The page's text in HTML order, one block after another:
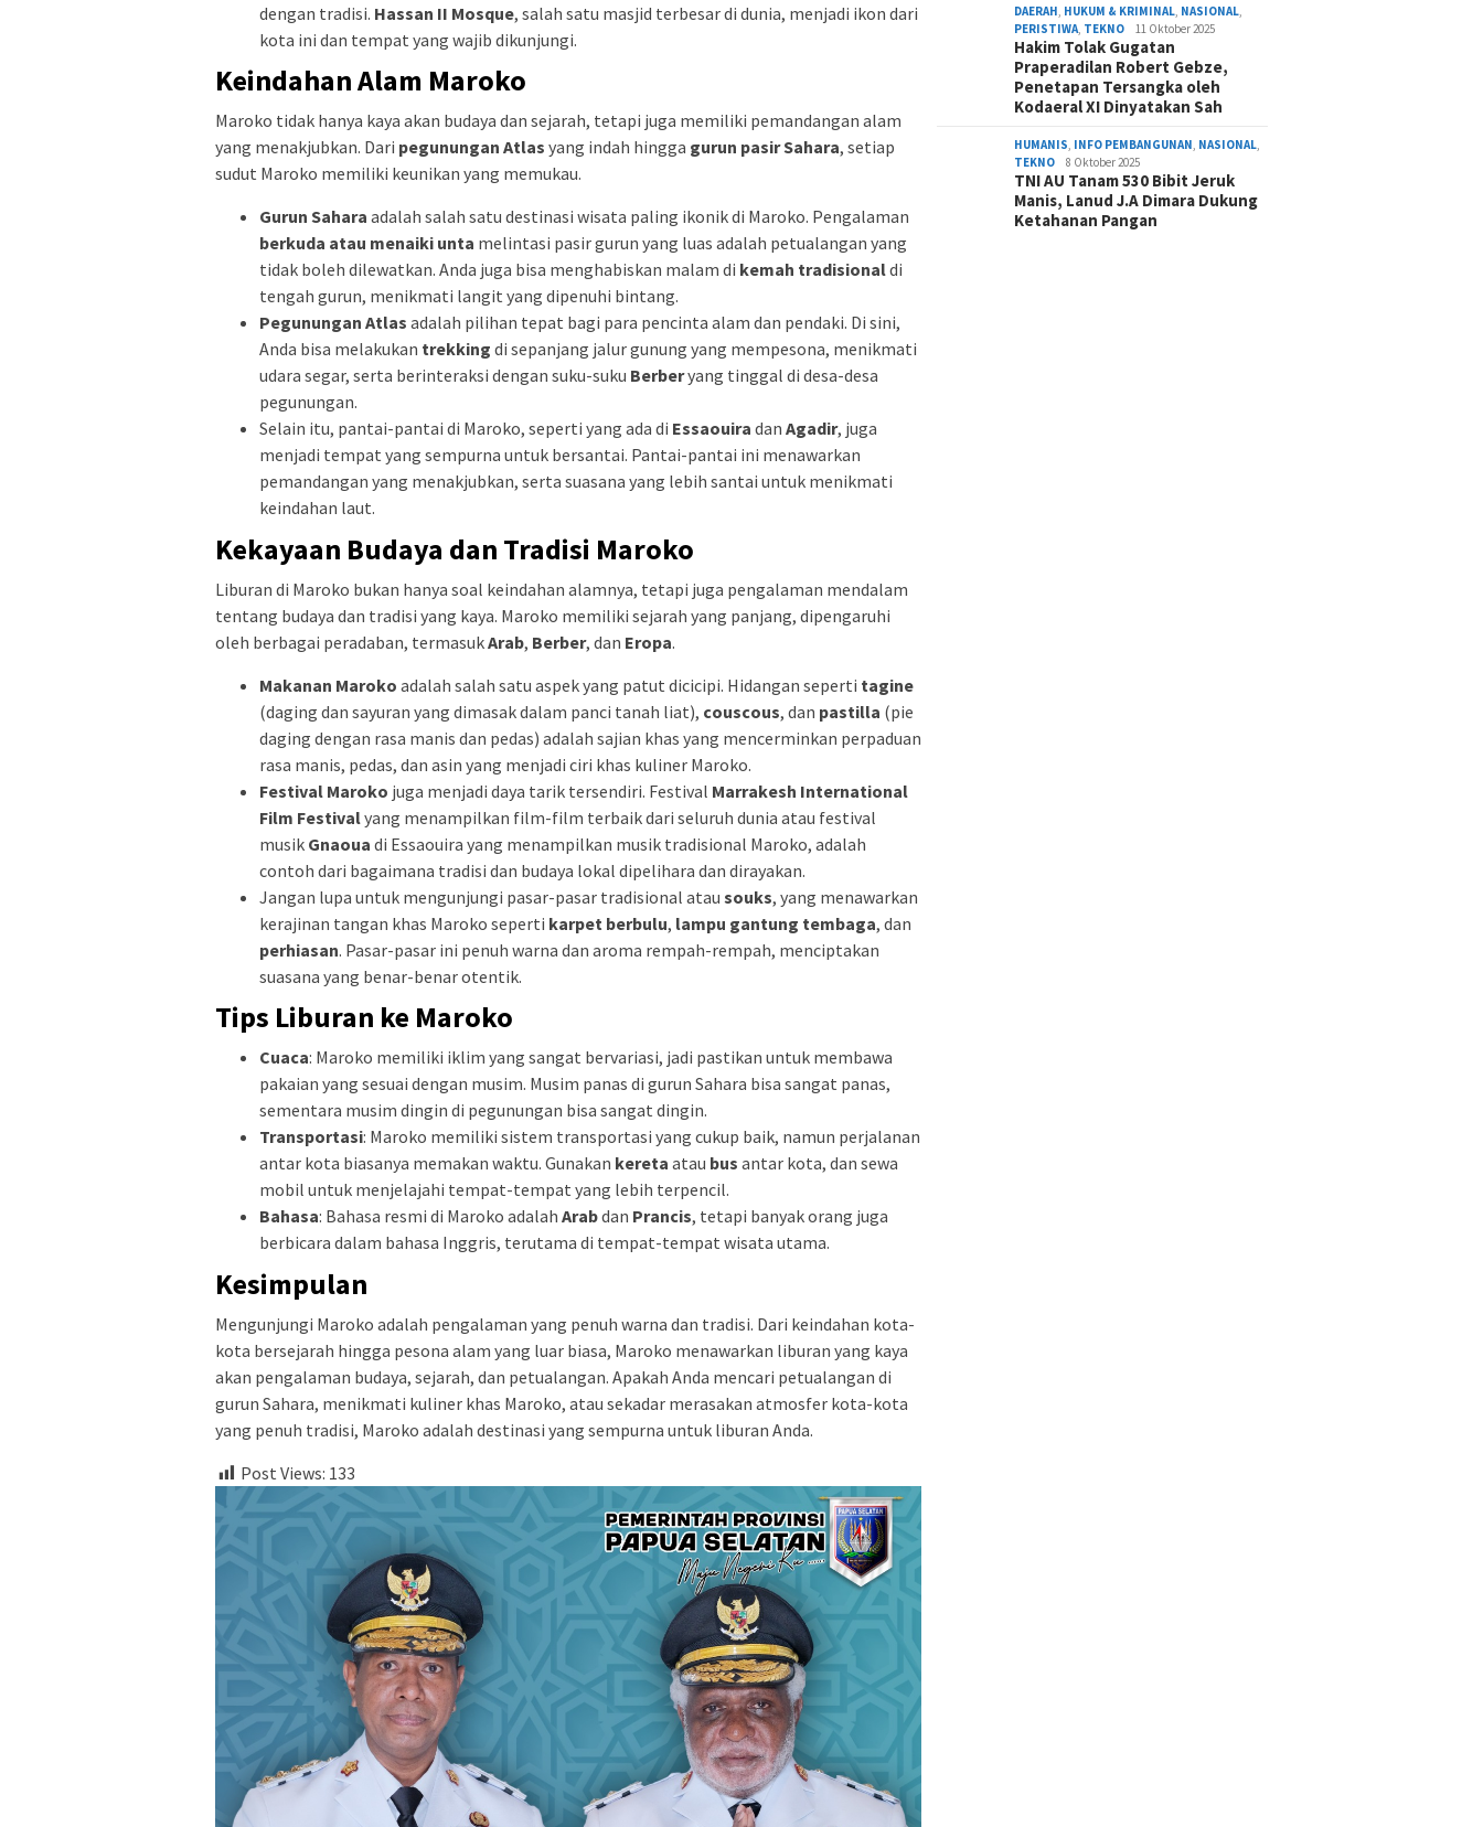
dengan tradisi. Hassan II Mosque, salah satu masjid terbesar di dunia, menjadi ikon dari
kota ini dan tempat yang wajib dikunjungi.
Keindahan Alam Maroko
Maroko tidak hanya kaya akan budaya dan sejarah, tetapi juga memiliki pemandangan alam
yang menakjubkan. Dari pegunungan Atlas yang indah hingga gurun pasir Sahara, setiap
sudut Maroko memiliki keunikan yang memukau.
Gurun Sahara adalah salah satu destinasi wisata paling ikonik di Maroko. Pengalaman
berkuda atau menaiki unta melintasi pasir gurun yang luas adalah petualangan yang
tidak boleh dilewatkan. Anda juga bisa menghabiskan malam di kemah tradisionaldi
tengah gurun, menikmati langit yang dipenuhi bintang.
Pegunungan Atlas adalah pilihan tepat bagi para pencinta alam dan pendaki. Di sini,
Anda bisa melakukan trekking di sepanjang jalur gunung yang mempesona, menikmati
udara segar, serta berinteraksi dengan suku-suku Berberyang tinggal di desa-desa
pegunungan.
Selain itu, pantai-pantai di Maroko, seperti yang ada di Essaouira dan Agadir, juga
menjadi tempat yang sempurna untuk bersantai. Pantai-pantai ini menawarkan
pemandangan yang menakjubkan, serta suasana yang lebih santai untuk menikmati
keindahan laut.
Kekayaan Budaya dan Tradisi Maroko
Liburan di Maroko bukan hanya soal keindahan alamnya, tetapi juga pengalaman mendalam
tentang budaya dan tradisi yang kaya. Maroko memiliki sejarah yang panjang, dipengaruhi
oleh berbagai peradaban, termasukArab, Berber, dan Eropa.
Makanan Maroko adalah salah satu aspek yang patut dicicipi. Hidangan seperti tagine
(daging dan sayuran yang dimasak dalam panci tanah liat), couscous, dan pastilla (pie
daging dengan rasa manis dan pedas) adalah sajian khas yang mencerminkan perpaduan
rasa manis, pedas, dan asin yang menjadi ciri khas kuliner Maroko.
Festival Maroko juga menjadi daya tarik tersendiri. Festival Marrakesh International
Film Festivalyang menampilkan film-film terbaik dari seluruh dunia atau festival
musik Gnaoua di Essaouira yang menampilkan musik tradisional Maroko, adalah
contoh dari bagaimana tradisi dan budaya lokal dipelihara dan dirayakan.
Jangan lupa untuk mengunjungi pasar-pasar tradisional atau souks, yang menawarkan
kerajinan tangan khas Maroko seperti karpet berbulu, lampu gantung tembaga, dan
perhiasan. Pasar-pasar ini penuh warna dan aroma rempah-rempah, menciptakan
suasana yang benar-benar otentik.
Tips Liburan ke Maroko
Cuaca: Maroko memiliki iklim yang sangat bervariasi, jadi pastikan untuk membawa
pakaian yang sesuai dengan musim. Musim panas di gurun Sahara bisa sangat panas,
sementara musim dingin di pegunungan bisa sangat dingin.
Transportasi: Maroko memiliki sistem transportasi yang cukup baik, namun perjalanan
antar kota biasanya memakan waktu. Gunakan kereta atau bus antar kota, dan sewa
mobil untuk menjelajahi tempat-tempat yang lebih terpencil.
Bahasa: Bahasa resmi di Maroko adalah Arabdan Prancis, tetapi banyak orang juga
berbicara dalam bahasa Inggris, terutama di tempat-tempat wisata utama.
Kesimpulan
Mengunjungi Maroko adalah pengalaman yang penuh warna dan tradisi. Dari keindahan kota-
kota bersejarah hingga pesona alam yang luar biasa, Maroko menawarkan liburan yang kaya
akan pengalaman budaya, sejarah, dan petualangan. Apakah Anda mencari petualangan di
gurun Sahara, menikmati kuliner khas Maroko, atau sekadar merasakan atmosfer kota-kota
yang penuh tradisi, Maroko adalah destinasi yang sempurna untuk liburan Anda.
Post Views: 133
DAERAH HUKUM & KRIMINAL NASIONAL
PERISTIWA TEKNO 11 Oktober 2025
Hakim Tolak Gugatan
Praperadilan Robert Gebze,
Penetapan Tersangka oleh
Kodaeral XI Dinyatakan Sah
HUMANIS INFO PEMBANGUNAN NASIONAL
TEKNO
8 Oktober 2025
TNI AU Tanam 530 Bibit Jeruk
Manis, Lanud J.A Dimara Dukung
Ketahanan Pangan